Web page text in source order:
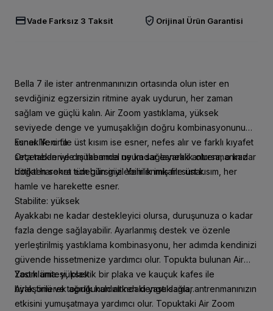
credit_cardVade Farksız 3 Taksit verified_user Orijinal Ürün Garantisi
Bella 7 ile ister antrenmanınızın ortasında olun ister en
sevdiğiniz egzersizin ritmine ayak uydurun, her zaman
sağlam ve güçlü kalın. Air Zoom yastıklama, yüksek
seviyede denge ve yumuşaklığın doğru kombinasyonunu
sunar. Yeni file üst kısım ise esner, nefes alır ve farklı kıyafet
seçenekleriyle mükemmel uyum sağlayarak antrenmanınız
bittikten sonra tüm gün giyilebilirlik imkanı sunar.
Esneklik: orta
Orta taban ve dış tabanda ne kadar esneklik olursa, o kadar
doğal hareket edebilirsiniz. Yenilenmiş file üst kısım, her
hamle ve harekette esner.
Stabilite: yüksek
Ayakkabı ne kadar destekleyici olursa, duruşunuza o kadar
fazla denge sağlayabilir. Ayarlanmış destek ve özenle
yerleştirilmiş yastıklama kombinasyonu, her adımda kendinizi
güvende hissetmenize yardımcı olur. Topukta bulunan Air
Zoom ünitesi, plastik bir plaka ve kauçuk kafes ile
birleştirilerek ağırlık kaldırırken denge sağlar.
Yastıklama: yüksek
Ayak önü ve topuğunun altındaki yastıklama, antrenmanınızın
etkisini yumuşatmaya yardımcı olur. Topuktaki Air Zoom